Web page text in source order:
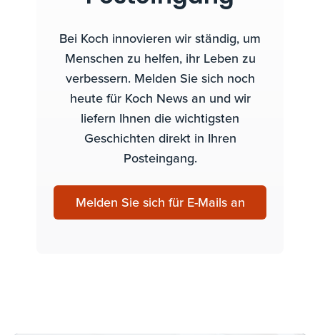
Bei Koch innovieren wir ständig, um
Menschen zu helfen, ihr Leben zu
verbessern. Melden Sie sich noch
heute für Koch News an und wir
liefern Ihnen die wichtigsten
Geschichten direkt in Ihren
Posteingang.
Melden Sie sich für E-Mails an